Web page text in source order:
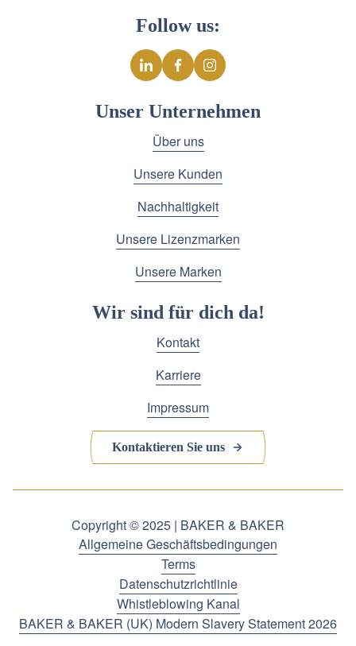
Follow us:
Unser Unternehmen
Über uns
Unsere Kunden
Nachhaltigkeit
Unsere Lizenzmarken
Unsere Marken
Wir sind für dich da!
Kontakt
Karriere
Impressum
Kontaktieren Sie uns
Copyright © 2025 | BAKER & BAKER
Allgemeine Geschäftsbedingungen
Terms
Datenschutzrichtlinie
Whistleblowing Kanal
BAKER & BAKER (UK) Modern Slavery Statement 2026